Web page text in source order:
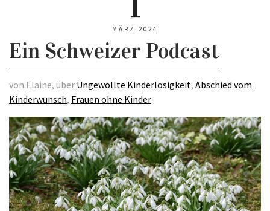
MÄRZ 2024
Ein Schweizer Podcast
von Elaine, über Ungewollte Kinderlosigkeit, Abschied vom
Kinderwunsch, Frauen ohne Kinder